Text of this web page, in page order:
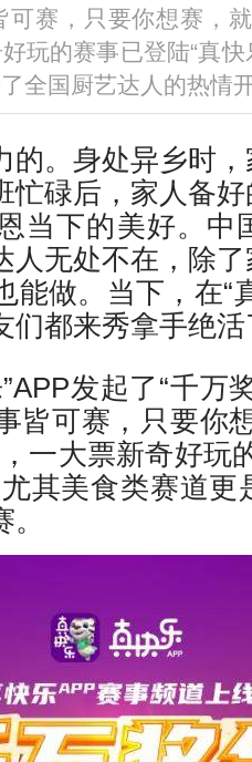
赛，只要你想赛，
玩的赛事已登陆“真
全国厨艺达人的热情
。身处异乡时，
忙碌后，家人备
当下的美好。中
人无处不在，除
能做。当下，在“
们都来秀拿手绝
发起了“千万
皆可赛，只要你
一大票新奇好玩
其美食类赛道